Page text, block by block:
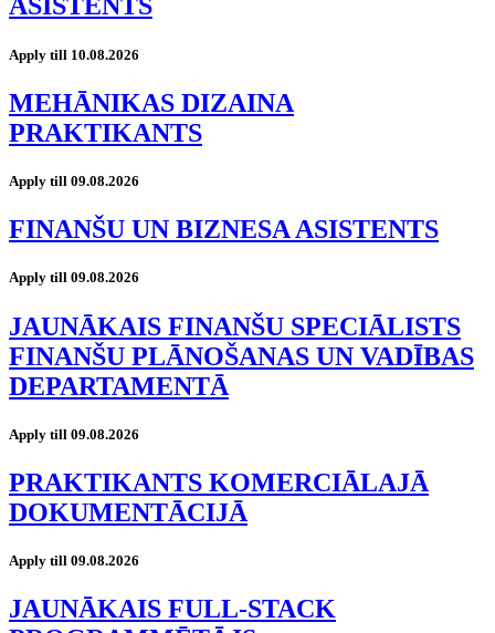
ASISTENTS
Apply till 10.08.2026
MEHĀNIKAS DIZAINA
PRAKTIKANTS
Apply till 09.08.2026
FINANŠU UN BIZNESA ASISTENTS
Apply till 09.08.2026
JAUNĀKAIS FINANŠU SPECIĀLISTS
FINANŠU PLĀNOŠANAS UN VADĪBAS
DEPARTAMENTĀ
Apply till 09.08.2026
PRAKTIKANTS KOMERCIĀLAJĀ
DOKUMENTĀCIJĀ
Apply till 09.08.2026
JAUNĀKAIS FULL-STACK